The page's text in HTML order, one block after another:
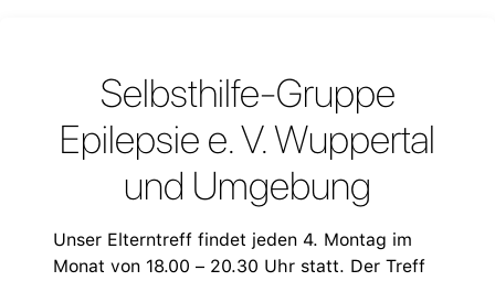
Selbsthilfe-Gruppe
Epilepsie e. V. Wuppertal
und Umgebung
Unser Elterntreff findet jeden 4. Montag im
Monat von 18.00 – 20.30 Uhr statt. Der Treff